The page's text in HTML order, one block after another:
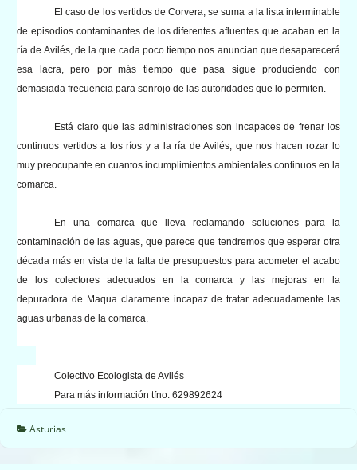
El caso de los vertidos de Corvera, se suma a la lista interminable
de episodios contaminantes de los diferentes afluentes que acaban en la
ría de Avilés, de la que cada poco tiempo nos anuncian que desaparecerá
esa lacra, pero por más tiempo que pasa sigue produciendo con
demasiada frecuencia para sonrojo de las autoridades que lo permiten.
Está claro que las administraciones son incapaces de frenar los
continuos vertidos a los ríos y a la ría de Avilés, que nos hacen rozar lo
muy preocupante en cuantos incumplimientos ambientales continuos en la
comarca.
En una comarca que lleva reclamando soluciones para la
contaminación de las aguas, que parece que tendremos que esperar otra
década más en vista de la falta de presupuestos para acometer el acabo
de los colectores adecuados en la comarca y las mejoras en la
depuradora de Maqua claramente incapaz de tratar adecuadamente las
aguas urbanas de la comarca.
Colectivo Ecologista de Avilés
Para más información tfno. 629892624
Asturias